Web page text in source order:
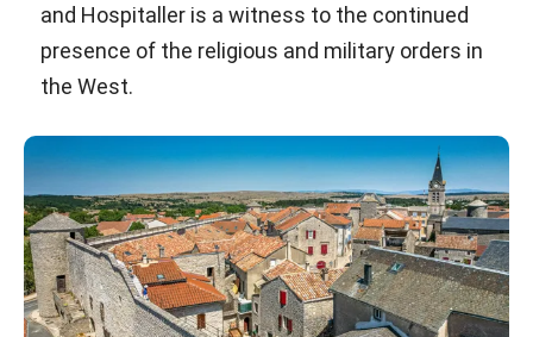
and Hospitaller is a witness to the continued
presence of the religious and military orders in
the West.